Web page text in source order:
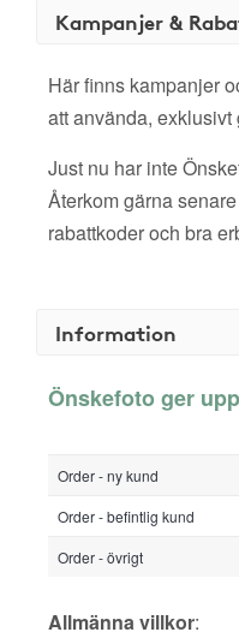
Kampanjer &
Här finns kampanjer
att använda,
Just nu har inte
Återkom gärna
rabattkoder och bra
Information
Önskefoto ger
Order - ny kund
Order - befintlig kund
Order - övrigt
Allmänna villkor: